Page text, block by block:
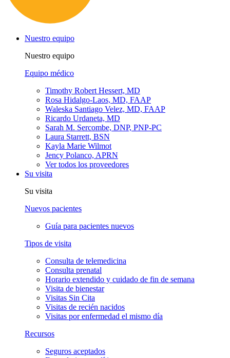
Nuestro equipo
Nuestro equipo
Equipo médico
Timothy Robert Hessert, MD
Rosa Hidalgo-Laos, MD, FAAP
Waleska Santiago Velez, MD, FAAP
Ricardo Urdaneta, MD
Sarah M. Sercombe, DNP, PNP-PC
Laura Starrett, BSN
Kayla Marie Wilmot
Jency Polanco, APRN
Ver todos los proveedores
Su visita
Su visita
Nuevos pacientes
Guía para pacientes nuevos
Tipos de visita
Consulta de telemedicina
Consulta prenatal
Horario extendido y cuidado de fin de semana
Visita de bienestar
Visitas Sin Cita
Visitas de recién nacidos
Visitas por enfermedad el mismo día
Recursos
Seguros aceptados